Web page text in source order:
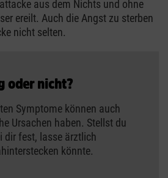
aus dem Nichts und ohne
ereilt. Auch die Angst zu sterben
nicht selten.
oder nicht?
Symptome können auch
Ursachen haben. Stellst du
dir fest, lasse ärztlich
könnte.